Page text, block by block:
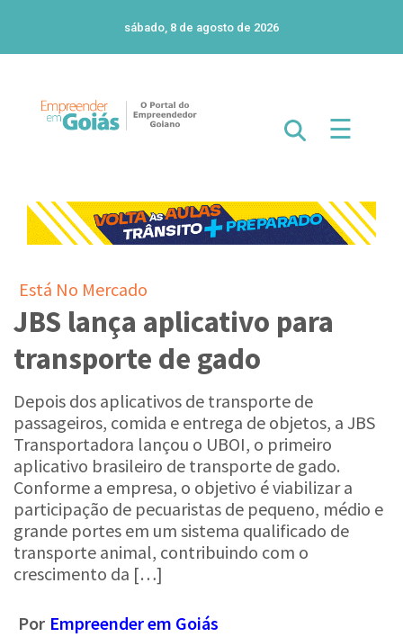
sábado, 8 de agosto de 2026
☰
Está No Mercado
JBS lança aplicativo para
transporte de gado
Depois dos aplicativos de transporte de
passageiros, comida e entrega de objetos, a JBS
Transportadora lançou o UBOI, o primeiro
aplicativo brasileiro de transporte de gado.
Conforme a empresa, o objetivo é viabilizar a
participação de pecuaristas de pequeno, médio e
grande portes em um sistema qualificado de
transporte animal, contribuindo com o
crescimento da […]
Por Empreender em Goiás